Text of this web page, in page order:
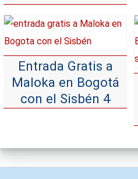
Entrada Gratis a
Maloka en Bogotá
con el Sisbén 4